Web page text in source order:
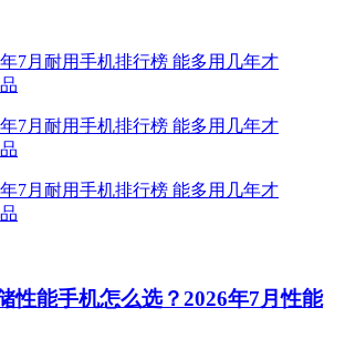
性能手机怎么选？2026年7月性能